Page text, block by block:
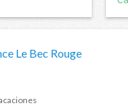
Le Bec Rouge